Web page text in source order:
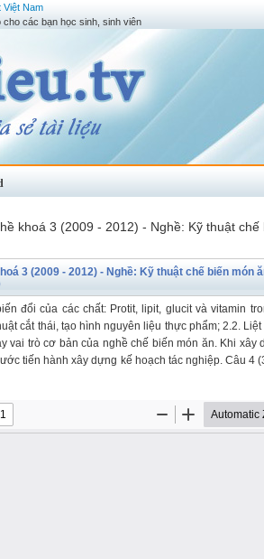
Việt Nam
cho các bạn học sinh, sinh viên
khoá 3 (2009 - 2012) - Nghề: Kỹ thuật
3 (2009 - 2012) - Nghề: Kỹ thuật chế biến món
đổi của các chất: Protit, lipit, glucit và vitamin
cắt thái, tạo hình nguyên liệu thực phẩm; 2.2.
vai trò cơ bản của nghề chế biến món ăn. Khi
tiến hành xây dựng kế hoạch tác nghiệp. Câu 4